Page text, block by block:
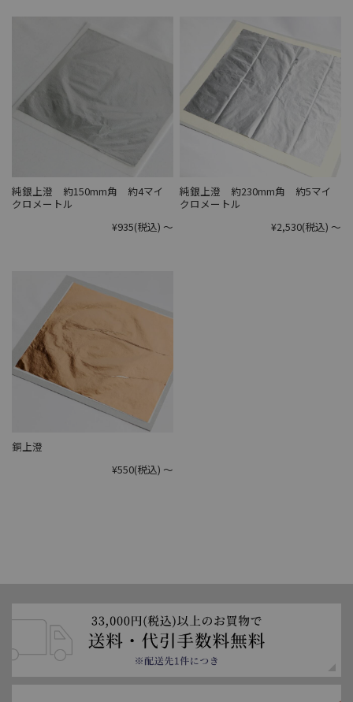
純銀上澄 約150mm角 約4マイ
クロメートル
¥935(税込) ～
純銀上澄 約230mm角 約5マイ
クロメートル
¥2,530(税込) ～
銅上澄
¥550(税込) ～